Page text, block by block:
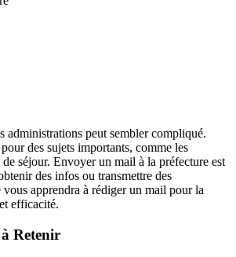
administrations peut sembler compliqué.
des sujets importants, comme les
de séjour. Envoyer un mail à la préfecture est
des infos ou transmettre des
apprendra à rédiger un mail pour la
efficacité.
Retenir